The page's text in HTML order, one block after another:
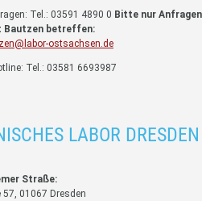
Tel.: 03591 4890 0 Bitte nur
Bautzen betreffen:
ostsachsen.de
Tel.: 03581 6693987
LABOR
Straße:
57, 01067 Dresden